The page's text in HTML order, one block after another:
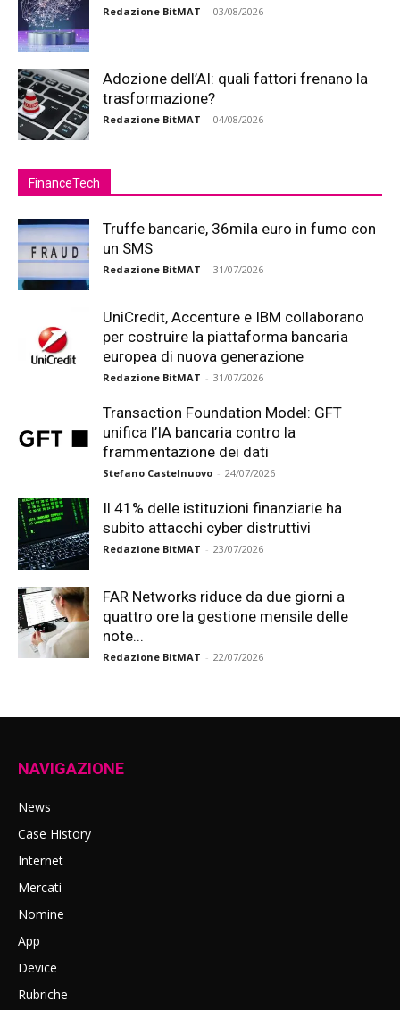
Redazione BitMAT - 03/08/2026
Adozione dell’AI: quali fattori frenano la
trasformazione?
Redazione BitMAT - 04/08/2026
FinanceTech
Truffe bancarie, 36mila euro in fumo con
un SMS
Redazione BitMAT - 31/07/2026
UniCredit, Accenture e IBM collaborano
per costruire la piattaforma bancaria
europea di nuova generazione
Redazione BitMAT - 31/07/2026
Transaction Foundation Model: GFT
unifica l’IA bancaria contro la
frammentazione dei dati
Stefano Castelnuovo - 24/07/2026
Il 41% delle istituzioni finanziarie ha
subito attacchi cyber distruttivi
Redazione BitMAT - 23/07/2026
FAR Networks riduce da due giorni a
quattro ore la gestione mensile delle
note...
Redazione BitMAT - 22/07/2026
NAVIGAZIONE
News
Case History
Internet
Mercati
Nomine
App
Device
Rubriche